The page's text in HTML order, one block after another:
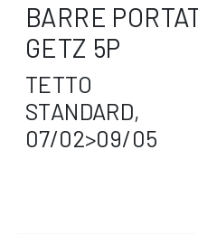
BARRE
GETZ 5P
TETTO
STANDARD,
07/02>09/05